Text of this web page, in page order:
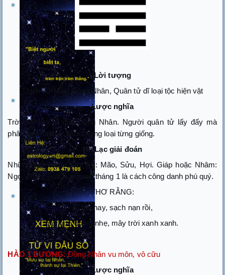
Lời tượng
Thiên dữ Hỏa: Đồng Nhân, Quân tử dĩ loại tộc hiện vật
Lược nghĩa
Trời với lửa là quẻ Đồng Nhân. Người quân tử lấy đấy mà
phân biệt mọi sự vật ra từng loại từng giống.
Hà Lạc giải đoán
Những tuổi Nạp Giáp: Kỷ: Mão, Sửu, Hợi. Giáp hoặc Nhâm:
Ngọ, Thân, Tuất. Lại sanh tháng 1 là cách công danh phú quý.
THƠ RẰNG:
Bĩ lâu nay, sạch nạn rồi,
Sông to buồm nhẹ, mây trời xanh xanh.
HÀO 1 DƯƠNG:Đồng Nhân vu môn, vô cữu
Lược nghĩa